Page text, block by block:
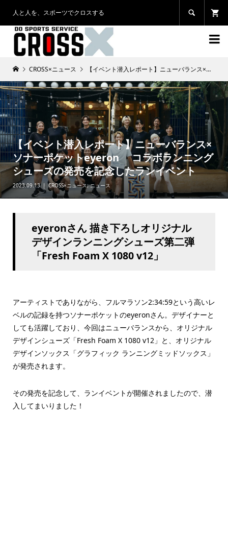
人と人を、スポーツでクロスする 

CROSS×ニュース 【イベント潜入レポート】ニューバランス×ソナーポケットeyeron コラボランニングシューズの発売を記念したランイベント
【イベント潜入レポート】ニューバランス×
ソナーポケットeyeron コラボランニング
シューズの発売を記念したランイベント
2023.09.13 CROSS×ニュース,ニュース
eyeronさん 描き下ろしオリジナル
デザインランニングシューズ第二弾
「Fresh Foam X 1080 v12」
アーティストでありながら、フルマラソン2:34:59という高いレ
ベルの記録を持つソナーポケットのeyeronさん。デザイナーと
しても活躍しており、今回はニューバランスから、オリジナル
デザインシューズ「Fresh Foam X 1080 v12」と、オリジナル
デザインソックス「グラフィック ランニングミッドソックス」
が発売されます。
その発売を記念して、ランイベントが開催されましたので、潜
入してまいりました！